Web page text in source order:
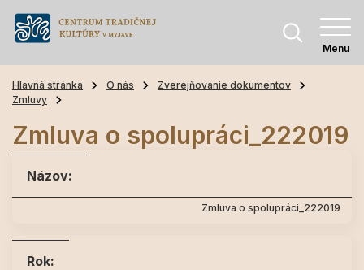
Menu
Hlavná stránka O nás
Zverejňovanie dokumentov
Zmluvy
Zmluva o spolupráci_222019
Názov:
Zmluva o spolupráci_222019
Rok: